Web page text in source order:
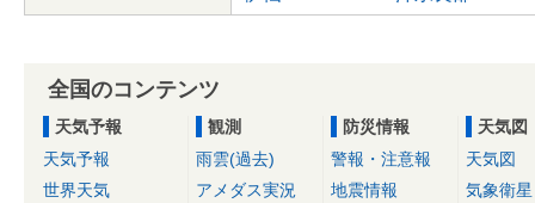
全国のコンテンツ
天気予報
天気予報
世界天気
観測
雨雲(過去)
アメダス実況
防災情報
警報・注意報
地震情報
天気図
天気図
気象衛星